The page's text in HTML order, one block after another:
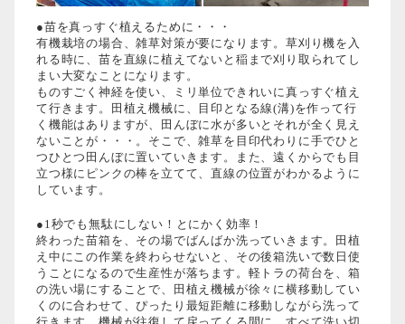
●苗を真っすぐ植えるために・・・
有機栽培の場合、雑草対策が要になります。草刈り機を入
れる時に、苗を直線に植えてないと稲まで刈り取られてし
まい大変なことになります。
ものすごく神経を使い、ミリ単位できれいに真っすぐ植え
て行きます。田植え機械に、目印となる線(溝)を作って行
く機能はありますが、田んぼに水が多いとそれが全く見え
ないことが・・・。そこで、雑草を目印代わりに手でひと
つひとつ田んぼに置いていきます。また、遠くからでも目
立つ様にピンクの棒を立てて、直線の位置がわかるように
しています。
●1秒でも無駄にしない！とにかく効率！
終わった苗箱を、その場でばんばか洗っていきます。田植
え中にこの作業を終わらせないと、その後箱洗いで数日使
うことになるので生産性が落ちます。軽トラの荷台を、箱
の洗い場にすることで、田植え機械が徐々に横移動してい
くのに合わせて、ぴったり最短距離に移動しながら洗って